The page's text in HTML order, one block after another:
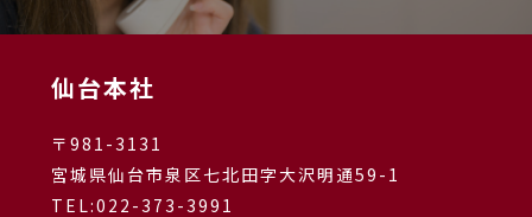
仙台本社
〒981-3131
宮城県仙台市泉区七北田字大沢明通59-1
TEL:022-373-3991